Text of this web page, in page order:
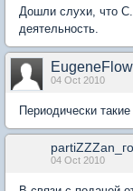
Дошли слухи, что
деятельность.
04 Oct 2010
Периодически
04 Oct 2010